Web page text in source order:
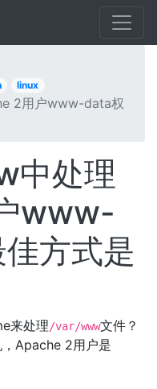
linux
2用户www-data权
中处理
www-
方式是
来处理/var/www文件？
Apache 2用户是